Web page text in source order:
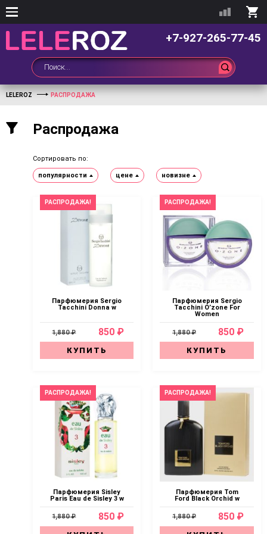
+7-927-265-77-45
LELEROZ РАСПРОДАЖА
Распродажа
Сортировать по:
популярности цене новизне
РАСПРОДАЖА!
Парфюмерия Sergio
Tacchini Donna w
1,880 ₽ 850 ₽
КУПИТЬ
РАСПРОДАЖА!
Парфюмерия Sergio
Tacchini O’zone For
Women
1,880 ₽ 850 ₽
КУПИТЬ
РАСПРОДАЖА!
Парфюмерия Sisley
Paris Eau de Sisley 3 w
1,880 ₽ 850 ₽
РАСПРОДАЖА!
Парфюмерия Tom
Ford Black Orchid w
1,880 ₽ 850 ₽